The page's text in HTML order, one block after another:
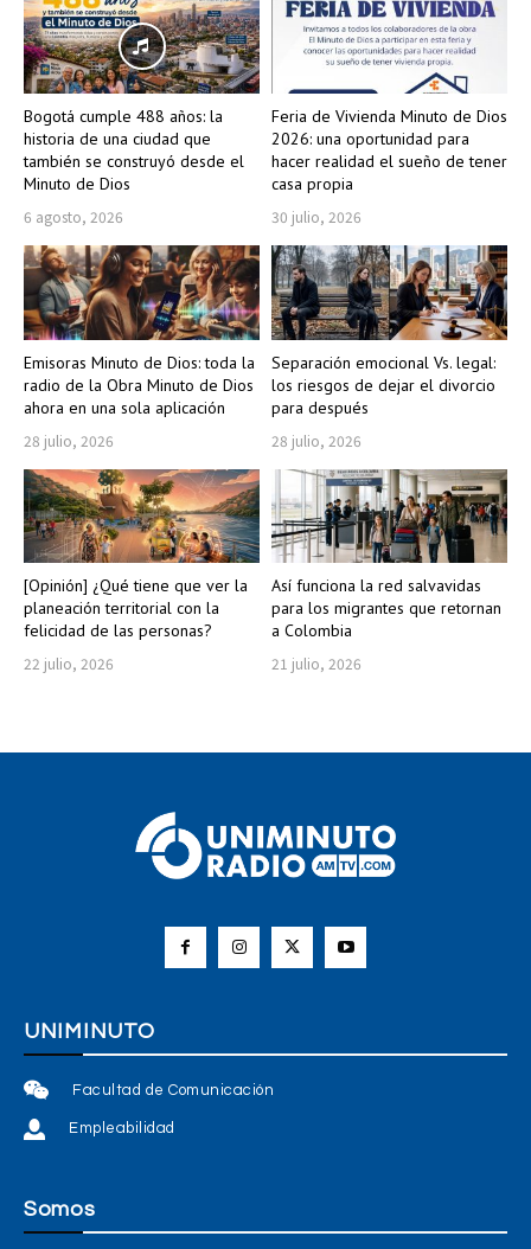
Bogotá cumple 488 años: la
historia de una ciudad que
también se construyó desde el
Minuto de Dios
6 agosto, 2026
Feria de Vivienda Minuto de Dios
2026: una oportunidad para
hacer realidad el sueño de tener
casa propia
30 julio, 2026
Emisoras Minuto de Dios: toda la
radio de la Obra Minuto de Dios
ahora en una sola aplicación
28 julio, 2026
Separación emocional Vs. legal:
los riesgos de dejar el divorcio
para después
28 julio, 2026
[Opinión] ¿Qué tiene que ver la
planeación territorial con la
felicidad de las personas?
22 julio, 2026
Así funciona la red salvavidas
para los migrantes que retornan
a Colombia
21 julio, 2026
UNIMINUTO
Facultad de Comunicación
Empleabilidad
Somos